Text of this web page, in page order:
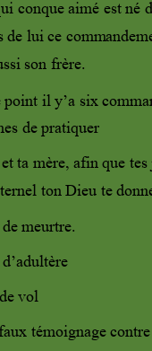
conque aimé est né
de lui ce comm
son frère.
point il y’a six
de pratiquer
ta mère, afin que tes
ton Dieu te
meurtre.
vol
témoignage contr